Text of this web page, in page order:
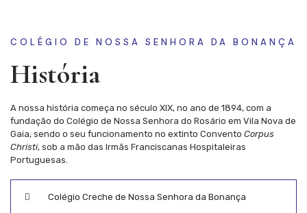
COLÉGIO DE NOSSA SENHORA DA BONANÇA
História
A nossa história começa no século XIX, no ano de 1894, com a
fundação do Colégio de Nossa Senhora do Rosário em Vila Nova de
Gaia, sendo o seu funcionamento no extinto Convento Corpus
Christi, sob a mão das Irmãs Franciscanas Hospitaleiras
Portuguesas.
Colégio Creche de Nossa Senhora da Bonança